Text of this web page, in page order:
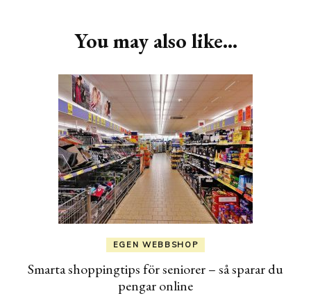
You may also like...
EGEN WEBBSHOP
Smarta shoppingtips för seniorer – så sparar du
pengar online